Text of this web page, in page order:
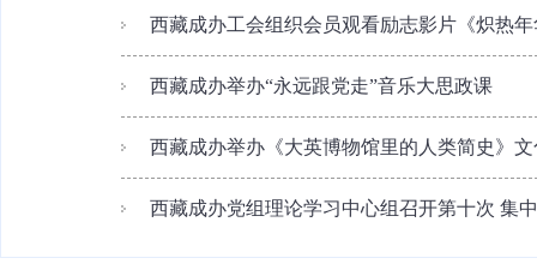
西藏成办工会组织会员观看励志影片《炽热
西藏成办举办“永远跟党走”音乐大思政课
西藏成办举办《大英博物馆里的人类简史》
西藏成办党组理论学习中心组召开第十次 集